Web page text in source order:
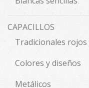
CAPACILLOS
Tradicionales rojos
Colores y diseños
Metálicos